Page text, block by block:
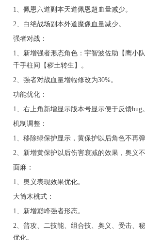
1、佩恩六道副本天道佩恩超血量减少。
2、白绝战场副本外道魔像血量减少。
强者对战：
1、新增强者形态角色：宇智波佐助【鹰小
千手柱间【秽土转生】。
2、强者对战血量增幅修改为30%。
功能优化：
1、右上角新增显示版本号显示便于反馈bug。
机制调整：
1、移除绿保护显示，黄保护以后角色不再弹
2、新增黄保护以后伤害衰减的效果，奥义不
面麻：
1、奥义表现效果优化。
大筒木桃式：
1、新增巅峰强者形态。
2、普攻、二技能、组合技、奥义、受击、
优化。